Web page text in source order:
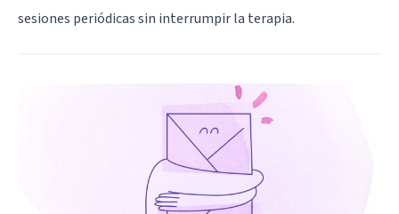
sesiones periódicas sin interrumpir la terapia.